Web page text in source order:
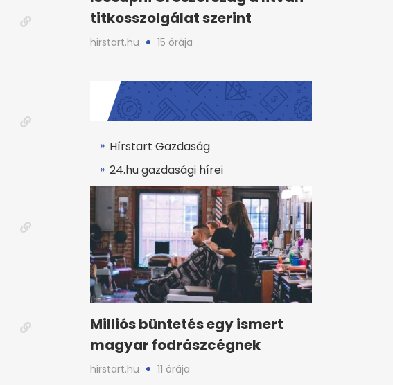
titkosszolgálat szerint
hirstart.hu 15 órája
Hírstart Gazdaság
24.hu gazdasági hírei
Milliós büntetés egy ismert
magyar fodrászcégnek
hirstart.hu 11 órája